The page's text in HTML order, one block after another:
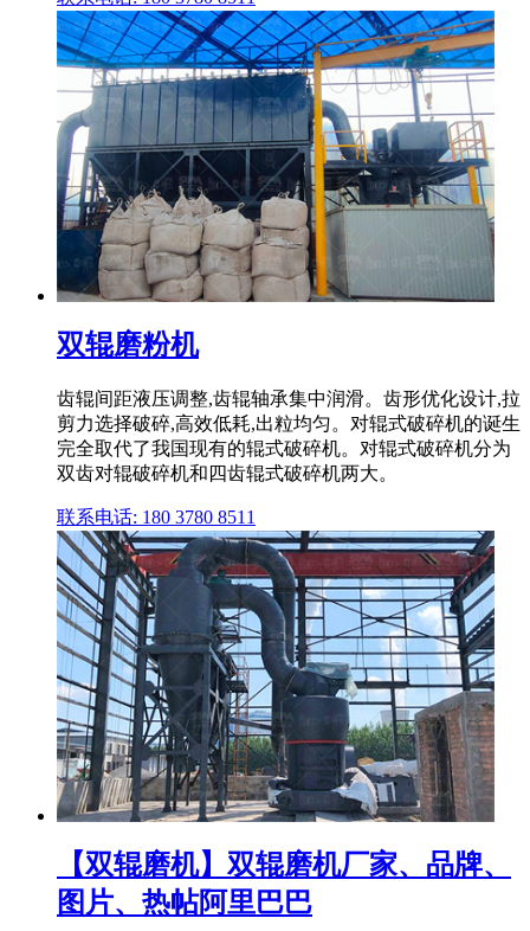
双辊磨粉机
齿辊间距液压调整,齿辊轴承集中润滑。齿形优化设计,拉
剪力选择破碎,高效低耗,出粒均匀。对辊式破碎机的诞生
完全取代了我国现有的辊式破碎机。对辊式破碎机分为
双齿对辊破碎机和四齿辊式破碎机两大。
联系电话: 180 3780 8511
【双辊磨机】双辊磨机厂家、品牌、
图片、热帖阿里巴巴